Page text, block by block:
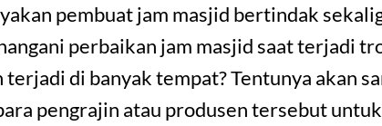
pembuat jam masjid bertindak
perbaikan jam masjid saat terjadi
di banyak tempat? Tentunya akan
pengrajin atau produsen tersebut